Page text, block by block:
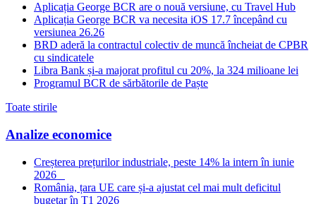
Aplicația George BCR are o nouă versiune, cu Travel Hub
Aplicația George BCR va necesita iOS 17.7 începând cu
versiunea 26.26
BRD aderă la contractul colectiv de muncă încheiat de CPBR
cu sindicatele
Libra Bank și-a majorat profitul cu 20%, la 324 milioane lei
Programul BCR de sărbătorile de Paște
Toate stirile
Analize economice
Creșterea prețurilor industriale, peste 14% la intern în iunie
2026
România, țara UE care și-a ajustat cel mai mult deficitul
bugetar în T1 2026